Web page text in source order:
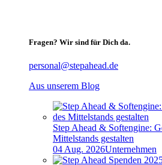
Fragen? Wir sind für Dich da.
personal@stepahead.de
Aus unserem Blog
Step Ahead & Softengine:
Mittelstands gestalten
04 Aug. 2026Unternehmen